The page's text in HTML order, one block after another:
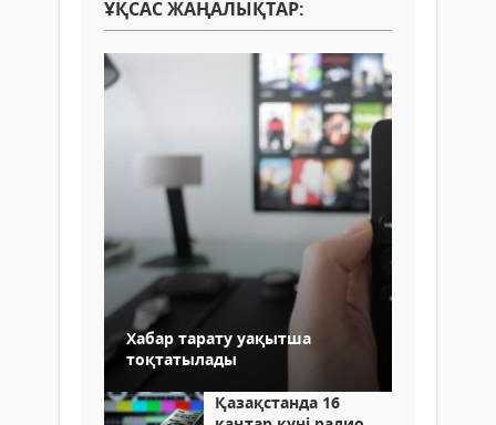
ҰҚСАС ЖАҢАЛЫҚТАР:
Хабар тарату уақытша
тоқтатылады
Қазақстанда 16